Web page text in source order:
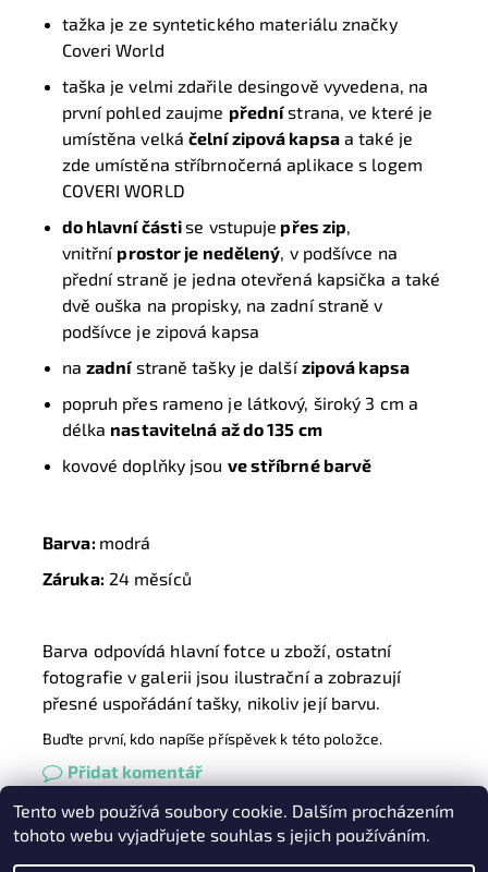
tažka je ze syntetického materiálu značky
Coveri World
taška je velmi zdařile desingově vyvedena, na
první pohled zaujme přednístrana, ve které je
umístěna velkáčelní zipová kapsaa také je
zde umístěna stříbrnočerná aplikace s logem
COVERI WORLD
do hlavní částise vstupuje přes zip,
vnitřní prostor je nedělený, v podšívce na
přední straně je jedna otevřená kapsička a také
dvě ouška na propisky, na zadní straně v
podšívce je zipová kapsa
na zadnístraně tašky je dalšízipová kapsa
popruh přes rameno je látkový, široký 3 cm a
délka nastavitelná až do 135 cm
kovové doplňky jsou ve stříbrné barvě
Barva: modrá
Záruka:24 měsíců
Barva odpovídá hlavní fotce u zboží, ostatní
fotografie v galerii jsou ilustrační a zobrazují
přesné uspořádání tašky, nikoliv její barvu.
Buďte první, kdo napíše příspěvek k této položce.
Přidat komentář
Heureka.cz | Zboží.cz Oázakabelek
Tento web používá soubory cookie. Dalším procházením
tohoto webu vyjadřujete souhlas s jejich používáním.